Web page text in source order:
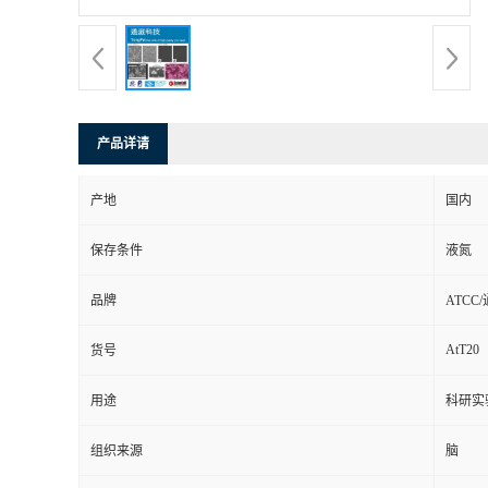
产品详请
产地 国内
保存条件 液氮
品牌 ATCC/
货号 AtT20
用途 科研实
组织来源 脑